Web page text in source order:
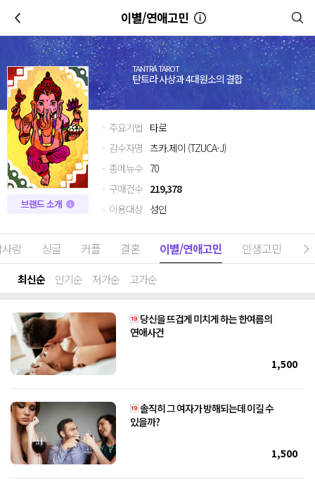
이별/연애고민
TANTRA TAROT
탄트라 사상과 4대원소의 결합
브랜드 소개
· 주요기법 타로
· 감수자명 츠카.제이 (TZUCA-J)
· 총메뉴수 70
· 구매건수 219,378
· 이용대상 성인
랑 싱글 커플 결혼 이별/연애고민 인생고민
최신순 인기순 저가순 고가순
당신을 뜨겁게 미치게 하는 한여름의
연애사건
1,500
솔직히 그 여자가 방해되는데 이길 수
있을까?
1,500